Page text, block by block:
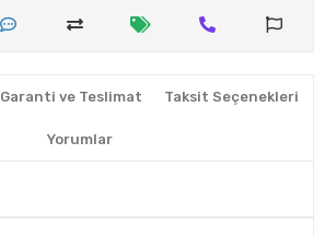
Garanti ve Teslimat Taksit Seçenekleri
Yorumlar